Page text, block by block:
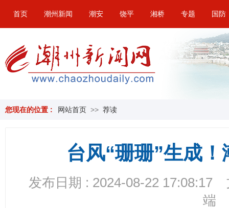
首页 潮州新闻 潮安 饶平 湘桥 专题 国防
您现在的位置 : 网站首页 >> 荐读
台风“珊珊”生成
发布日期 : 2024-08-22 17:08:17
端